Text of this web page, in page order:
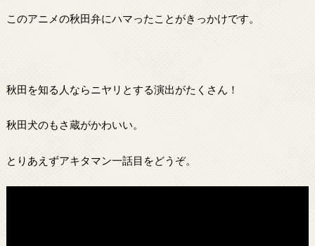
このアニメの秋田弁にハマったことがきっかけです。
秋田を知る人ならニヤリとする演出がたくさん！
秋田犬のもさ蔵がかわいい。
とりあえずアキタマン一話目をどうぞ。